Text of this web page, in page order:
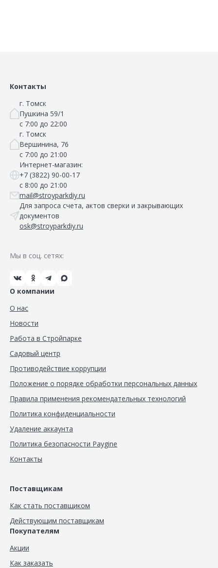
Контакты
г. Томск
Пушкина 59/1
с 7:00 до 22:00
г. Томск
Вершинина, 76
с 7:00 до 21:00
Интернет-магазин:
+7 (3822) 90-00-17
с 8:00 до 21:00
mail@stroyparkdiy.ru
Для запроса счета, актов сверки и закрывающих
документов
osk@stroyparkdiy.ru
Мы в соц. сетях:
О компании
О нас
Новости
Работа в Стройпарке
Садовый центр
Противодействие коррупции
Положение о порядке обработки персональных данных
Правила применения рекомендательных технологий
Политика конфиденциальности
Удаление аккаунта
Политика безопасности Paygine
Контакты
Поставщикам
Как стать поставщиком
Действующим поставщикам
Покупателям
Акции
Как заказать